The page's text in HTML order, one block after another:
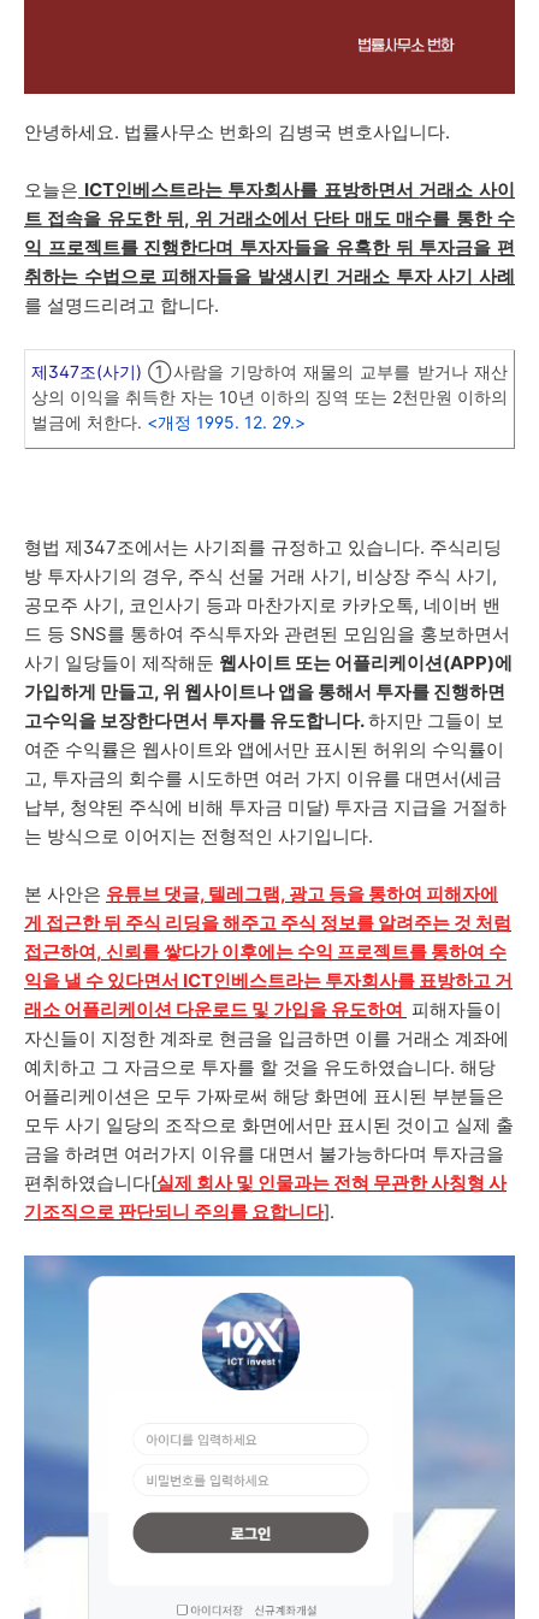
안녕하세요. 법률사무소 번화의 김병국 변호사입니다.
오늘은 ICT인베스트라는 투자회사를 표방하면서 거래소 사이
트 접속을 유도한 뒤, 위 거래소에서 단타 매도 매수를 통한 수
익 프로젝트를 진행한다며 투자자들을 유혹한 뒤 투자금을 편
취하는 수법으로 피해자들을 발생시킨 거래소 투자 사기 사례
를 설명드리려고 합니다.
제347조(사기)①사람을 기망하여 재물의 교부를 받거나 재산
상의 이익을 취득한 자는 10년 이하의 징역 또는 2천만원 이하의
벌금에 처한다. <개정 1995. 12. 29.>
형법 제347조에서는 사기죄를 규정하고 있습니다. 주식리딩
방 투자사기의 경우, 주식 선물 거래 사기, 비상장 주식 사기,
공모주 사기, 코인사기 등과 마찬가지로 카카오톡, 네이버 밴
드 등 SNS를 통하여 주식투자와 관련된 모임임을 홍보하면서
사기 일당들이 제작해둔 웹사이트 또는 어플리케이션(APP)에
가입하게 만들고, 위 웹사이트나 앱을 통해서 투자를 진행하면
고수익을 보장한다면서 투자를 유도합니다.하지만 그들이 보
여준 수익률은 웹사이트와 앱에서만 표시된 허위의 수익률이
고, 투자금의 회수를 시도하면 여러 가지 이유를 대면서(세금
납부, 청약된 주식에 비해 투자금 미달) 투자금 지급을 거절하
는 방식으로 이어지는 전형적인 사기입니다.
본 사안은 유튜브 댓글, 텔레그램, 광고 등을 통하여 피해자에
게 접근한 뒤 주식 리딩을 해주고 주식 정보를 알려주는 것 처럼
접근하여, 신뢰를 쌓다가 이후에는 수익 프로젝트를 통하여 수
익을 낼 수 있다면서 ICT인베스트라는 투자회사를 표방하고 거
래소 어플리케이션 다운로드 및 가입을 유도하여 피해자들이
자신들이 지정한 계좌로 현금을 입금하면 이를 거래소 계좌에
예치하고 그 자금으로 투자를 할 것을 유도하였습니다. 해당
어플리케이션은 모두 가짜로써 해당 화면에 표시된 부분들은
모두 사기 일당의 조작으로 화면에서만 표시된 것이고 실제 출
금을 하려면 여러가지 이유를 대면서 불가능하다며 투자금을
편취하였습니다[실제 회사 및 인물과는 전혀 무관한 사칭형 사
기조직으로 판단되니 주의를 요합니다].